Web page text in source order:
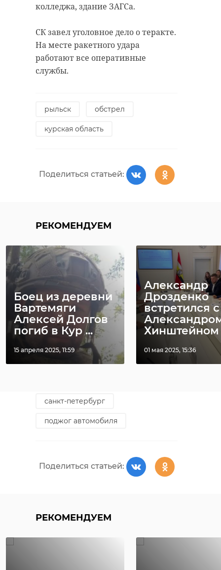
колледжа, здание ЗАГСа.
СК завел уголовное дело о теракте.
На месте ракетного удара
работают все оперативные
службы.
рыльск обстрел
курская область
Поделиться статьей:
РЕКОМЕНДУЕМ
Боец из деревни
Вартемяги
Алексей Долгов
погиб в Кур ...
15 апреля 2025, 11:59
Александр
Дрозденко
встретился с
Хинштейном
01 мая 2025, 15:36
Фото: 47channel
санкт-петербург
поджог автомобиля
Поделиться статьей:
РЕКОМЕНДУЕМ
Фото: администрация
Всеволожского района Ленобласти
всеволожск
спецоперация
гуманитарная помощь